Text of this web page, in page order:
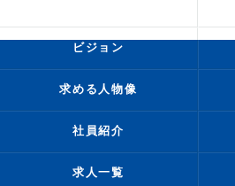
ビジョン
求める人物像
社員紹介
求人一覧